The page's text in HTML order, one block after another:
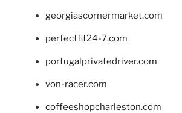
georgiascornermarket.com
perfectfit24-7.com
portugalprivatedriver.com
von-racer.com
coffeeshopcharleston.com